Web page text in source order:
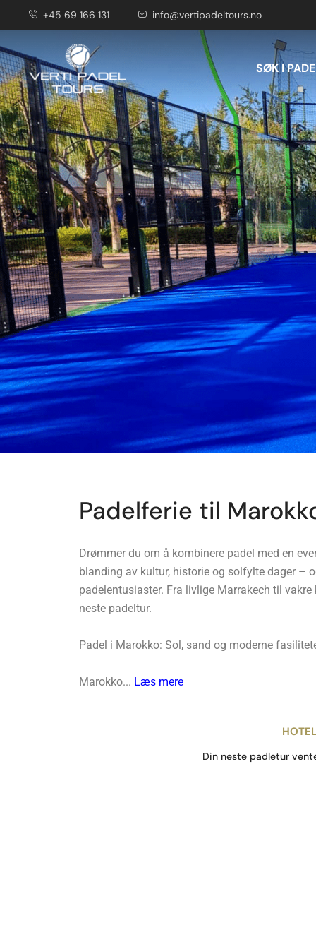
+45 69 166 131 info@vertipadeltours.no
SØK I
Padelferie til
Drømmer du om å kombinere padel med en
blanding av kultur, historie og solfylte dager –
padelentusiaster. Fra livlige Marrakech til
neste padeltur.
Padel i Marokko: Sol, sand og moderne
Marokko... Læs mere
Din neste padletur